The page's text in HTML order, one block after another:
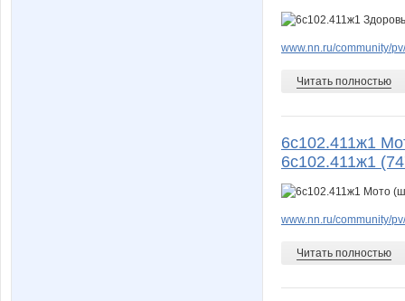
www.nn.ru/community/
Читать полностью
6с102.411ж1
6с102.411ж1
www.nn.ru/community/
Читать полностью